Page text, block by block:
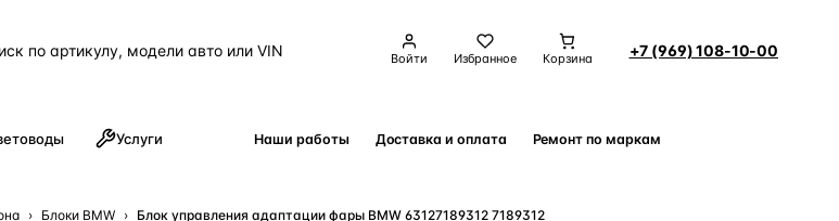
Войти Избранное Корзина +7 (969) 108-10-00
Услуги Наши работы Доставка и оплата Ремонт по маркам
› Блоки BMW › Блок управления адаптации фары BMW 63127189312 7189312